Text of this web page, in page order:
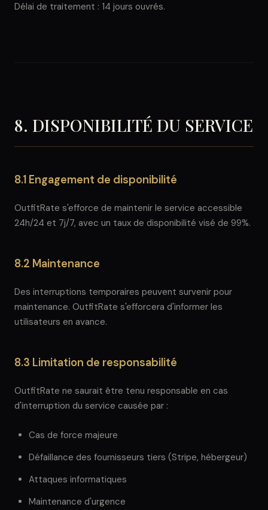
Délai de traitement : 14 jours ouvrés.
8. DISPONIBILITÉ DU SERVICE
8.1 Engagement de disponibilité
OutfitRate s'efforce de maintenir le service accessible
24h/24 et 7j/7, avec un taux de disponibilité visé de 99%.
8.2 Maintenance
Des interruptions temporaires peuvent survenir pour
maintenance. OutfitRate s'efforcera d'informer les
utilisateurs en avance.
8.3 Limitation de responsabilité
OutfitRate ne saurait être tenu responsable en cas
d'interruption du service causée par :
Cas de force majeure
Défaillance des fournisseurs tiers (Stripe, hébergeur)
Attaques informatiques
Maintenance d'urgence